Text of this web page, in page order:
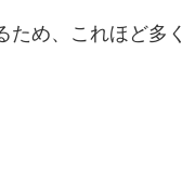
ため、これほど多く